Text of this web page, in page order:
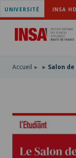
ACCÉDER
AU
MENU
PRINCIPAL
ALLER
CONTENU
ACCÉDER
RECHERCHE
UNIVERSITÉ INSA
Accueil Salon